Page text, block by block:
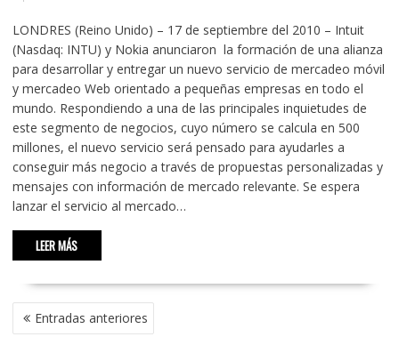
LONDRES (Reino Unido) – 17 de septiembre del 2010 – Intuit
(Nasdaq: INTU) y Nokia anunciaron la formación de una alianza
para desarrollar y entregar un nuevo servicio de mercadeo móvil
y mercadeo Web orientado a pequeñas empresas en todo el
mundo. Respondiendo a una de las principales inquietudes de
este segmento de negocios, cuyo número se calcula en 500
millones, el nuevo servicio será pensado para ayudarles a
conseguir más negocio a través de propuestas personalizadas y
mensajes con información de mercado relevante. Se espera
lanzar el servicio al mercado…
LEER MÁS
NAVEGACIÓN
DE Entradas anteriores